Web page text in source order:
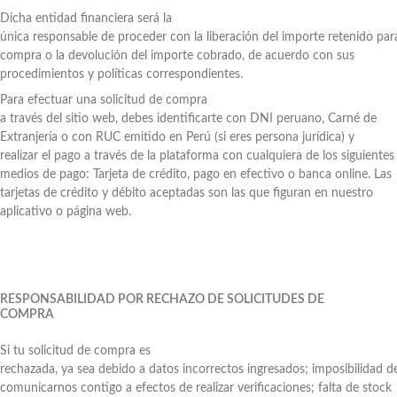
Dicha entidad financiera será la
única responsable de proceder con la liberación del importe retenido
compra o la devolución del importe cobrado, de acuerdo con sus
procedimientos y políticas correspondientes.
Para efectuar una solicitud de compra
a través del sitio web, debes identificarte con DNI peruano, Carné de
Extranjería o con RUC emitido en Perú (si eres persona jurídica) y
realizar el pago a través de la plataforma con cualquiera de los siguientes
medios de pago: Tarjeta de crédito, pago en efectivo o banca online. Las
tarjetas de crédito y débito aceptadas son las que figuran en nuestro
aplicativo o página web.
RESPONSABILIDAD POR RECHAZO DE SOLICITUDES DE
COMPRA
Si tu solicitud de compra es
rechazada, ya sea debido a datos incorrectos ingresados; imposibilidad
comunicarnos contigo a efectos de realizar verificaciones; falta de stock